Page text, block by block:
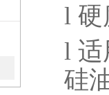
l 硬
l 适
硅